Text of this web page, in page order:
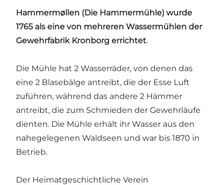
Hammermøllen (Die Hammermühle) wurde
1765 als eine von mehreren Wassermühlen der
Gewehrfabrik Kronborg errichtet.
Die Mühle hat 2 Wasserräder, von denen das
eine 2 Blasebälge antreibt, die der Esse Luft
zuführen, während das andere 2 Hämmer
antreibt, die zum Schmieden der Gewehrläufe
dienten. Die Mühle erhält ihr Wasser aus den
nahegelegenen Waldseen und war bis 1870 in
Betrieb.
Der Heimatgeschichtliche Verein